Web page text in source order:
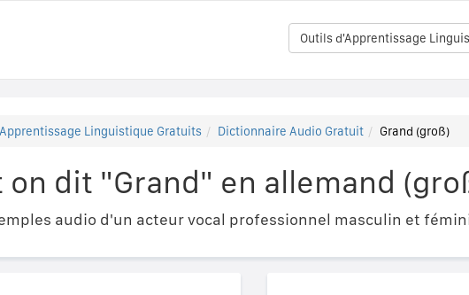
Outils d'Apprentissage
Linguistique Gratuits Dictionnaire Audio Gratuit Grand (groß)
on dit "Grand" en allemand
audio d'un acteur vocal professionnel masculin et